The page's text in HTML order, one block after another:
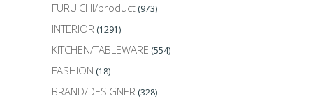
FURUICHI/product (973)
INTERIOR (1291)
KITCHEN/TABLEWARE (554)
FASHION (18)
BRAND/DESIGNER (328)